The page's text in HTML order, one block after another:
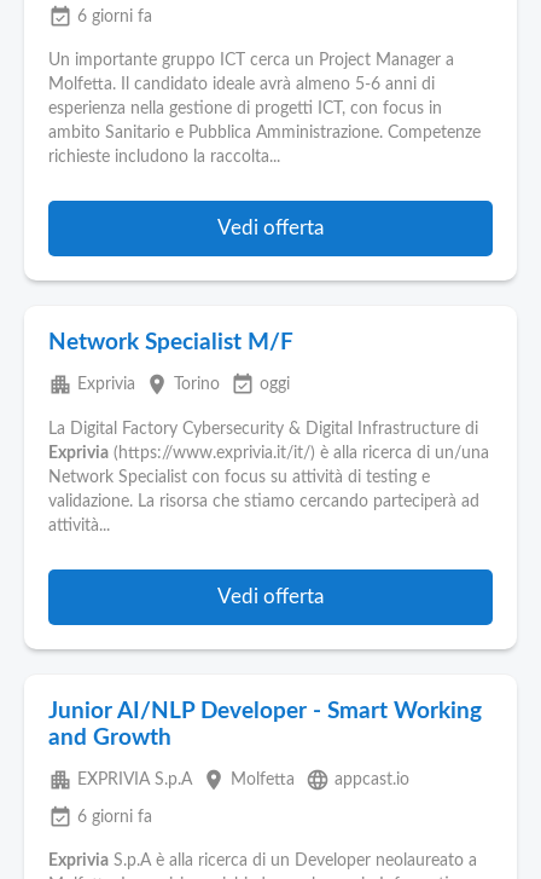
Pubblica
Offerte
Area
event_available 6 giorni fa
Un importante gruppo ICT cerca un Project Manager a
Molfetta. Il candidato ideale avrà almeno 5-6 anni di
esperienza nella gestione di progetti ICT, con focus in
ambito Sanitario e Pubblica Amministrazione. Competenze
richieste includono la raccolta...
Vedi offerta
Network Specialist M/F
apartment Exprivia place Torino event_available oggi
La Digital Factory Cybersecurity & Digital Infrastructure di
Exprivia (https://www.exprivia.it/it/) è alla ricerca di un/una
Network Specialist con focus su attività di testing e
validazione. La risorsa che stiamo cercando parteciperà ad
attività...
Vedi offerta
Junior AI/NLP Developer - Smart Working
and Growth
apartment EXPRIVIA S.p.A place Molfetta language appcast.io
event_available 6 giorni fa
Exprivia S.p.A è alla ricerca di un Developer neolaureato a